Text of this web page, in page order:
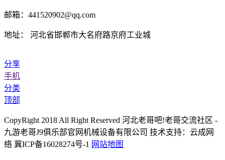
邮箱：441520902@qq.com
地址： 河北省邯郸市大名府路京府工业城
分享
手机
分类
顶部
CopyRight 2018 All Right Reserved 河北老哥吧!老哥交流社区 -
九游老哥J9俱乐部官网机械设备有限公司 技术支持：云成网
络 冀ICP备16028274号-1 网站地图